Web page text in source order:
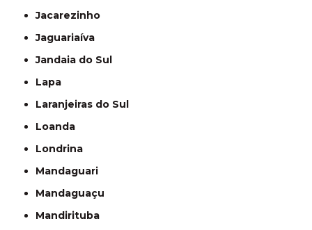
Jacarezinho
Jaguariaíva
Jandaia do Sul
Lapa
Laranjeiras do Sul
Loanda
Londrina
Mandaguari
Mandaguaçu
Mandirituba